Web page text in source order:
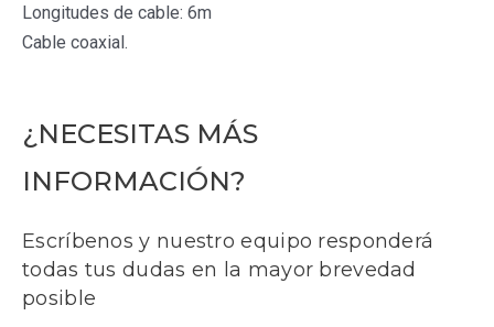
Longitudes de cable: 6m
Cable coaxial.
¿NECESITAS MÁS
INFORMACIÓN?
Escríbenos y nuestro equipo responderá
todas tus dudas en la mayor brevedad
posible